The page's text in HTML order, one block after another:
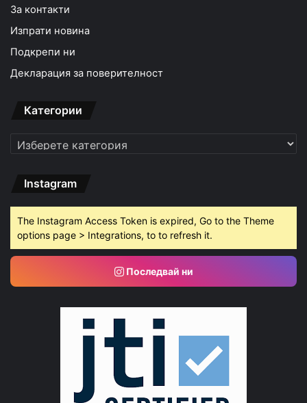
За контакти
Изпрати новина
Подкрепи ни
Декларация за поверителност
Категории
Категории
Instagram
The Instagram Access Token is expired, Go to the Theme
options page > Integrations, to to refresh it.
Последвай ни